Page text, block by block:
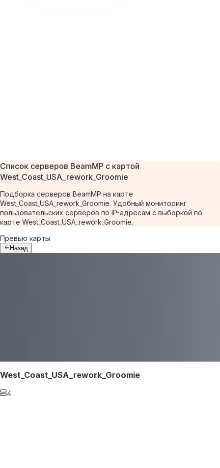
Список серверов BeamMP с картой
West_Coast_USA_rework_Groomie
Подборка серверов BeamMP на карте
West_Coast_USA_rework_Groomie. Удобный мониторинг
пользовательских серверов по IP-адресам с выборкой по
карте West_Coast_USA_rework_Groomie.
Превью карты
Назад
West_Coast_USA_rework_Groomie
4